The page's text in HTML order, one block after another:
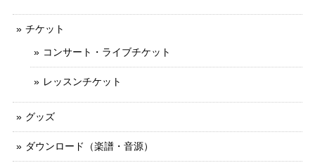
チケット
コンサート・ライブチケット
レッスンチケット
グッズ
ダウンロード（楽譜・音源）